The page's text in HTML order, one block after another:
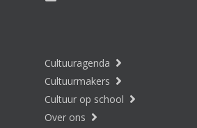
Cultuuragenda
Cultuurmakers
Cultuur op school
Over ons